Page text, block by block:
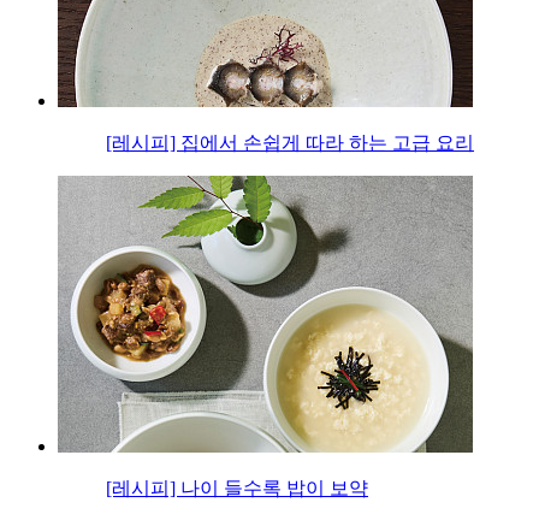
[레시피] 집에서 손쉽게 따라 하는 고급 요리
[레시피] 나이 들수록 밥이 보약